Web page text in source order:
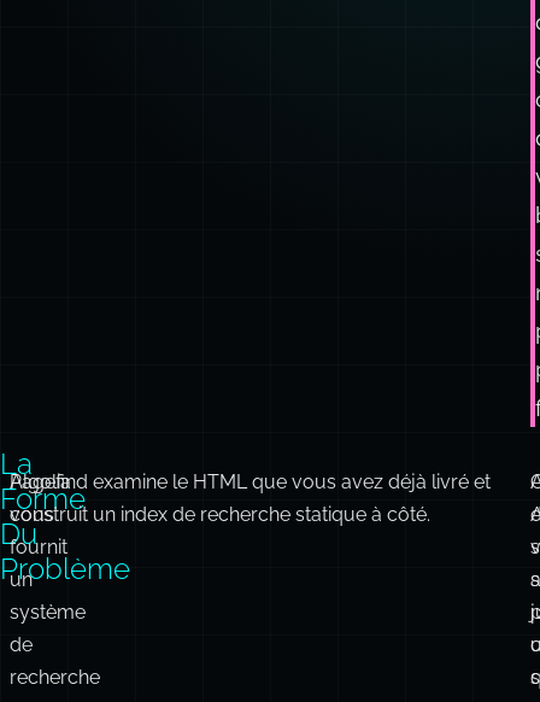
Problème
un
système
de
recherche
externe.
Vous
créez
des